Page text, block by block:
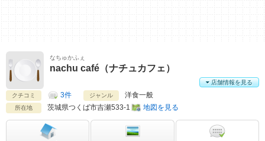
なちゅかふぇ
nachu café（ナチュカフェ）
クチコミ 3件 ジャンル 洋食一般
所在地 茨城県つくば市吉瀬533-1 地図を見る
店舗情報を見る